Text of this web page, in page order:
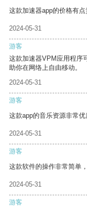
这款加速器app的价格有
2024-05-31
游客
这款加速器VPM应用程序
助你在网络上自由移动。
2024-05-31
游客
这款app的音乐资源非常优
2024-05-31
游客
这款软件的操作非常简单
2024-05-31
游客